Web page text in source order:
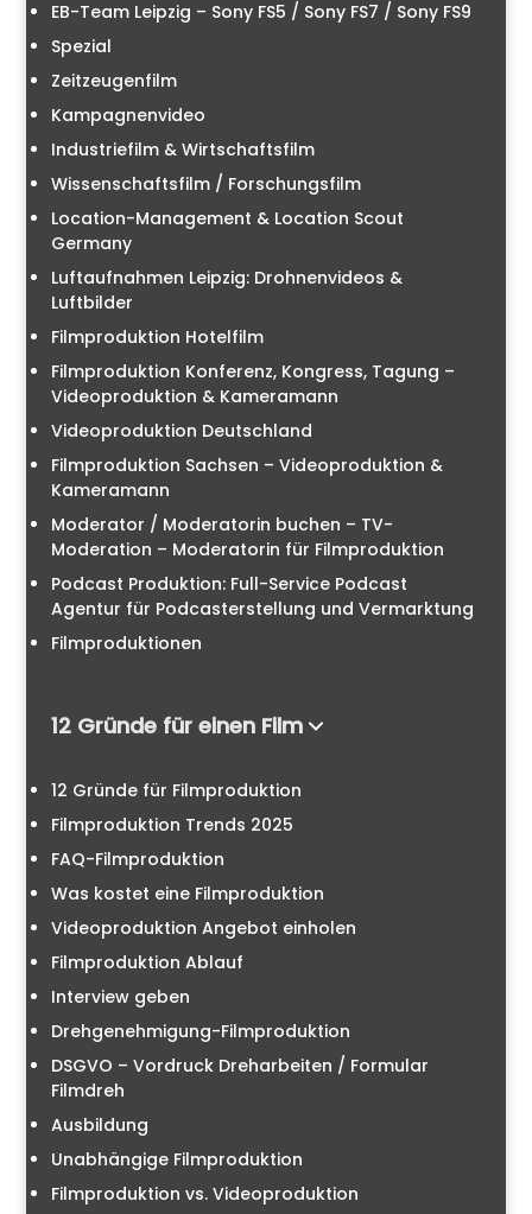
EB-Team Leipzig – Sony FS5 / Sony FS7 / Sony FS9
Spezial
Zeitzeugenfilm
Kampagnenvideo
Industriefilm & Wirtschaftsfilm
Wissenschaftsfilm / Forschungsfilm
Location-Management & Location Scout
Germany
Luftaufnahmen Leipzig: Drohnenvideos &
Luftbilder
Filmproduktion Hotelfilm
Filmproduktion Konferenz, Kongress, Tagung –
Videoproduktion & Kameramann
Videoproduktion Deutschland
Filmproduktion Sachsen – Videoproduktion &
Kameramann
Moderator / Moderatorin buchen – TV-
Moderation – Moderatorin für Filmproduktion
Podcast Produktion: Full-Service Podcast
Agentur für Podcasterstellung und Vermarktung
Filmproduktionen
12 Gründe für einen Film
12 Gründe für Filmproduktion
Filmproduktion Trends 2025
FAQ-Filmproduktion
Was kostet eine Filmproduktion
Videoproduktion Angebot einholen
Filmproduktion Ablauf
Interview geben
Drehgenehmigung-Filmproduktion
DSGVO – Vordruck Dreharbeiten / Formular
Filmdreh
Ausbildung
Unabhängige Filmproduktion
Filmproduktion vs. Videoproduktion